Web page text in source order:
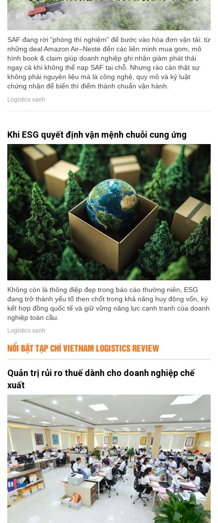
SAF đang rời “phòng thí nghiệm” để bước vào hóa đơn vận tải: từ
những deal Amazon Air–Neste đến các liên minh mua gom, mô
hình book & claim giúp doanh nghiệp ghi nhận giảm phát thải
ngay cả khi không thể nạp SAF tại chỗ. Nhưng rào cản thật sự
không phải nguyên liệu mà là công nghệ, quy mô và kỷ luật
chứng nhận để biến thí điểm thành chuẩn vận hành.
Logistics xanh
Khi ESG quyết định vận mệnh chuỗi cung ứng
Không còn là thông điệp đẹp trong báo cáo thường niên, ESG
đang trở thành yếu tố then chốt trong khả năng huy động vốn, ký
kết hợp đồng quốc tế và giữ vững năng lực cạnh tranh của doanh
nghiệp toàn cầu.
Logistics xanh
NỔI BẬT TẠP CHÍ VIETNAM LOGISTICS REVIEW
Quản trị rủi ro thuế dành cho doanh nghiệp chế
xuất